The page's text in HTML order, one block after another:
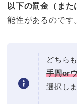
以下の罰金（また
能性があるのです
どちら
手間or
選択し